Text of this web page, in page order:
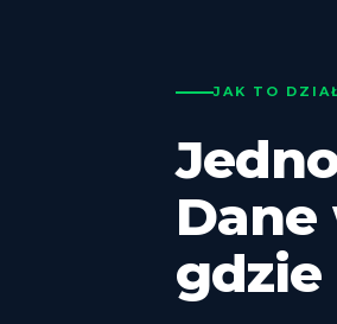
JAK TO
Dane